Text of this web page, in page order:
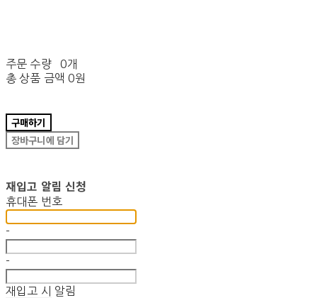
주문 수량
0개
총 상품 금액 0원
구매하기
장바구니에 담기
재입고 알림 신청
휴대폰 번호
-
-
재입고 시 알림